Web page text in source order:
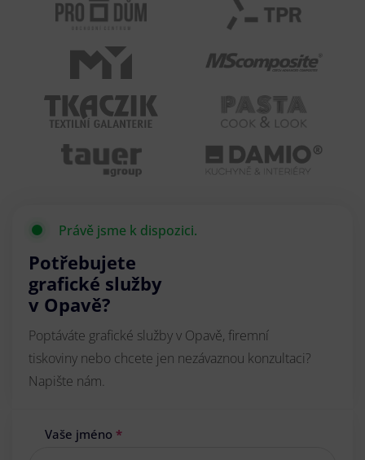
Právě jsme k dispozici.
Potřebujete
grafické služby
v Opavě?
Poptáváte grafické služby v Opavě, firemní
tiskoviny nebo chcete jen nezávaznou konzultaci?
Napište nám.
Vaše jméno *